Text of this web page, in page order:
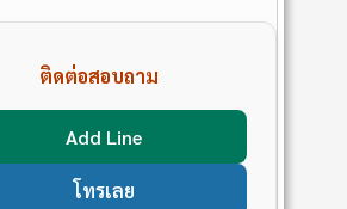
ติดต่อสอบถาม
Add Line
โทรเลย